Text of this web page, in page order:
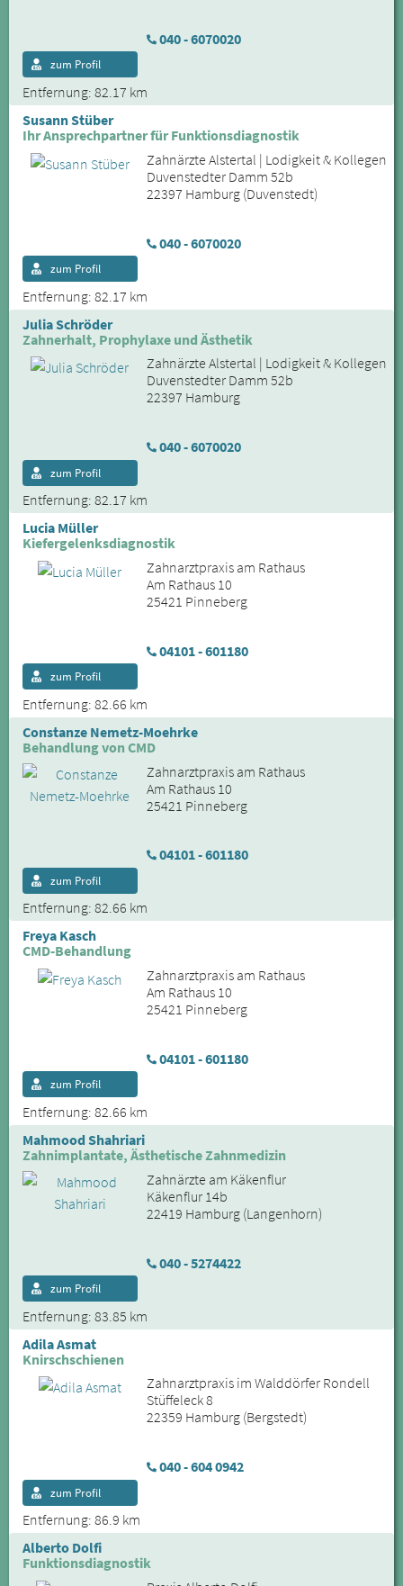
040 - 6070020
Entfernung: 82.17 km
zum Profil
Susann Stüber
Ihr Ansprechpartner für Funktionsdiagnostik
Zahnärzte Alstertal | Lodigkeit & Kollegen
Duvenstedter Damm 52b
22397 Hamburg (Duvenstedt)
040 - 6070020
Entfernung: 82.17 km
zum Profil
Julia Schröder
Zahnerhalt, Prophylaxe und Ästhetik
Zahnärzte Alstertal | Lodigkeit & Kollegen
Duvenstedter Damm 52b
22397 Hamburg
040 - 6070020
Entfernung: 82.17 km
zum Profil
Lucia Müller
Kiefergelenksdiagnostik
Zahnarztpraxis am Rathaus
Am Rathaus 10
25421 Pinneberg
04101 - 601180
Entfernung: 82.66 km
zum Profil
Constanze Nemetz-Moehrke
Behandlung von CMD
Zahnarztpraxis am Rathaus
Am Rathaus 10
25421 Pinneberg
04101 - 601180
Entfernung: 82.66 km
zum Profil
Freya Kasch
CMD-Behandlung
Zahnarztpraxis am Rathaus
Am Rathaus 10
25421 Pinneberg
04101 - 601180
Entfernung: 82.66 km
zum Profil
Mahmood Shahriari
Zahnimplantate, Ästhetische Zahnmedizin
Zahnärzte am Käkenflur
Käkenflur 14b
22419 Hamburg (Langenhorn)
040 - 5274422
Entfernung: 83.85 km
zum Profil
Adila Asmat
Knirschschienen
Zahnarztpraxis im Walddörfer Rondell
Stüffeleck 8
22359 Hamburg (Bergstedt)
040 - 604 0942
Entfernung: 86.9 km
zum Profil
Alberto Dolfi
Funktionsdiagnostik